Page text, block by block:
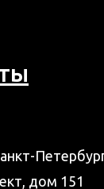
дом 151